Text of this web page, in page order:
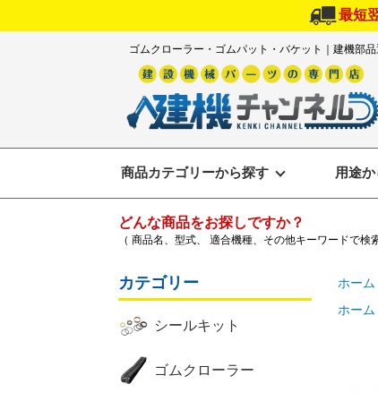
最短
ゴムクローラー・ゴムパット・バケット｜建機部品
商品カテゴリーから探す 用途
どんな商品をお探しですか？
（ 商品名、型式、 適合機種、その他キーワードで検
カテゴリー
シールキット
ゴムクローラー
ホーム
ホーム